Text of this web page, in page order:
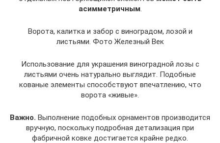
асимметричным
Ворота, калитка и забор с виноградом, лозой и
листьями. Фото Железный Век
Использование для украшения виноградной лозы с
листьями очень натурально выглядит. Подобные
кованые элементы способствуют впечатлению, что
ворота «живые».
Важно. Выполнение подобных орнаментов производится
вручную, поскольку подробная детализация при
фабричной ковке достигается крайне редко.